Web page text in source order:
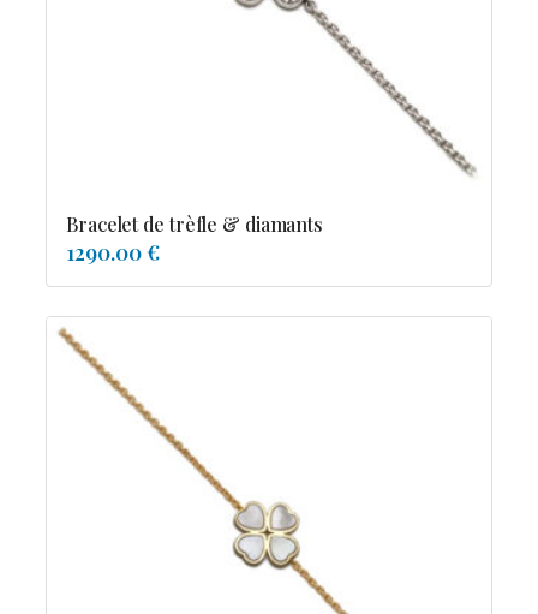
Bracelet de trèfle & diamants
1290.00 €